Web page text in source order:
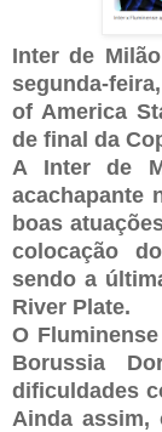
Inter de
segunda-
of America
de final da
A Inter de
acachapante
boas
colocação
sendo a
River Plate.
O
Borussia
dificuldades
Ainda assim,